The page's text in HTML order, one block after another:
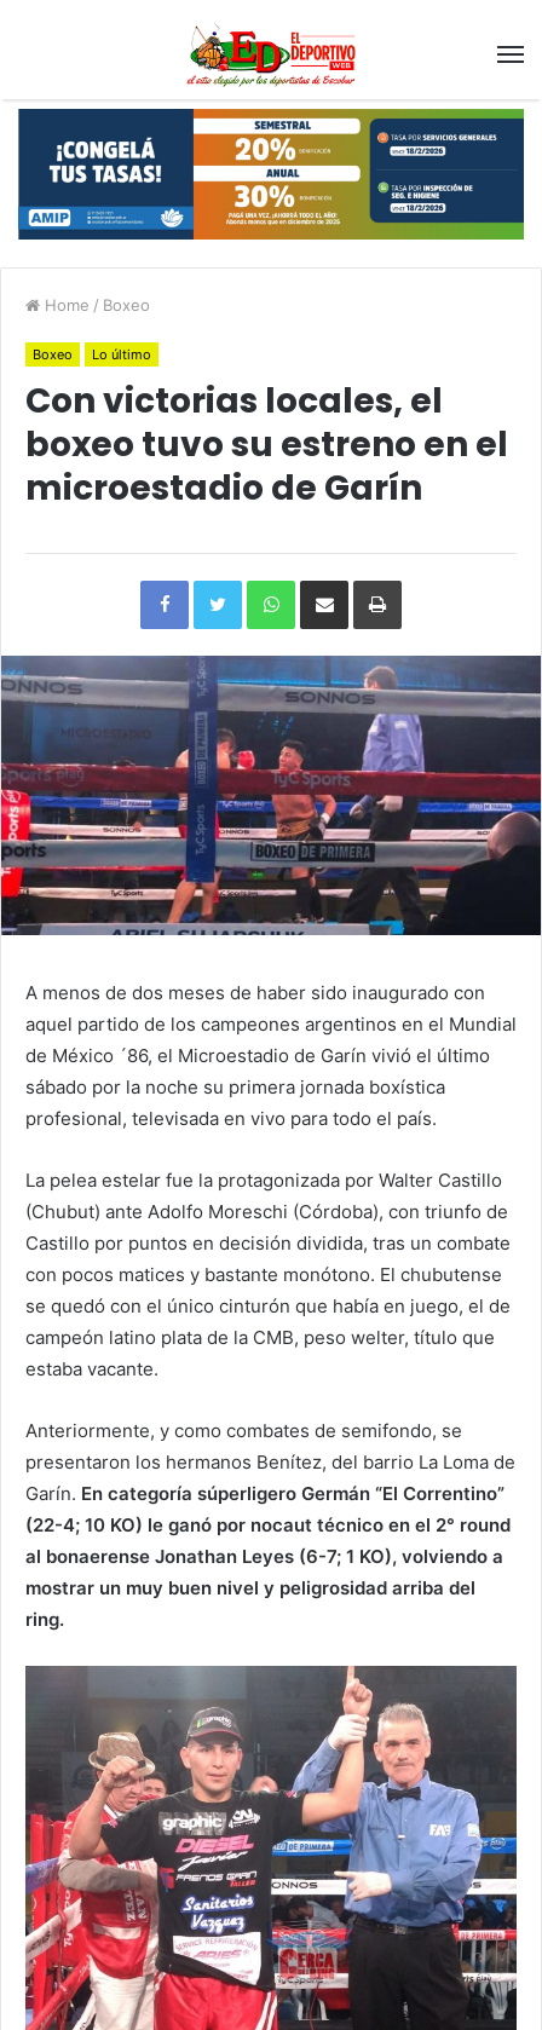
Home / Boxeo
Boxeo Lo último
Con victorias locales, el
boxeo tuvo su estreno en el
microestadio de Garín
FacebookTwitterWhatsAppCompartirImprimir
A menos de dos meses de haber sido inaugurado con
aquel partido de los campeones argentinos en el Mundial
de México ´86, el Microestadio de Garín vivió el último
sábado por la noche su primera jornada boxística
profesional, televisada en vivo para todo el país.
La pelea estelar fue la protagonizada por Walter Castillo
(Chubut) ante Adolfo Moreschi (Córdoba), con triunfo de
Castillo por puntos en decisión dividida, tras un combate
con pocos matices y bastante monótono. El chubutense
se quedó con el único cinturón que había en juego, el de
campeón latino plata de la CMB, peso welter, título que
estaba vacante.
Anteriormente, y como combates de semifondo, se
presentaron los hermanos Benítez, del barrio La Loma de
Garín. En categoría súperligero Germán “El Correntino”
(22-4; 10 KO) le ganó por nocaut técnico en el 2° round
al bonaerense Jonathan Leyes (6-7; 1 KO), volviendo a
mostrar un muy buen nivel y peligrosidad arriba del
ring.